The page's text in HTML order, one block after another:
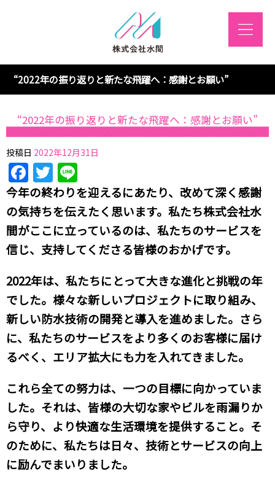
“2022年の振り返りと新たな飛躍へ：感謝とお願い”
“2022年の振り返りと新たな飛躍へ：感謝とお願い”
投稿日 2022年12月31日
Facebook
Twitter
今年の終わりを迎えるにあたり、改めて深く感謝
の気持ちを伝えたく思います。私たち株式会社水
間がここに立っているのは、私たちのサービスを
信じ、支持してくださる皆様のおかげです。
2022年は、私たちにとって大きな進化と挑戦の年
でした。様々な新しいプロジェクトに取り組み、
新しい防水技術の開発と導入を進めました。さら
に、私たちのサービスをより多くのお客様に届け
るべく、エリア拡大にも力を入れてきました。
これら全ての努力は、一つの目標に向かっていま
した。それは、皆様の大切な家やビルを雨漏りか
ら守り、より快適な生活環境を提供すること。そ
のために、私たちは日々、技術とサービスの向上
に励んでまいりました。